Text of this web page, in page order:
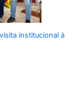
institucional à